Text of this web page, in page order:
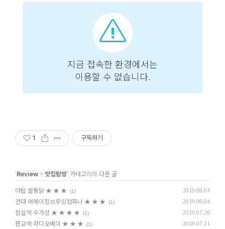
1 구독하기
'Review > 맛집탐방' 카테고리의 다른 글
야탑 쌀통닭 ★ ★ ★
(1) 2019.08.04
건대 어메이징브루잉컴퍼니 ★ ★ ★ (1) 2019.08.04
잠실역 수가성 ★ ★ ★ ★ (1) 2019.07.26
판교역 라디오베이 ★ ★ ★ (1) 2019.07.21